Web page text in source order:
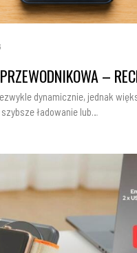
–
dynamicznie, jednak
ładowanie lub…